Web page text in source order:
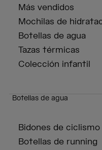
Más vendidos
Mochilas de
Botellas de agua
Tazas térmicas
Colección infantil
Botellas de agua
Bidones de ciclismo
Botellas de running